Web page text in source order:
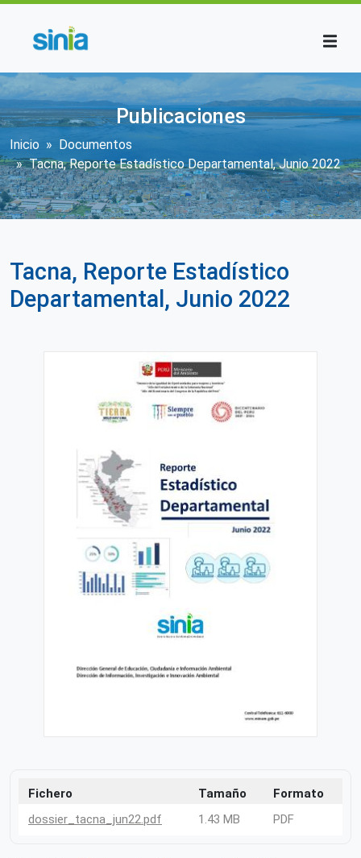
Publicaciones
Sobrescribir enlaces de ayuda a la
Inicio
Documentos
Tacna, Reporte Estadístico Departamental, Junio 2022
Tacna, Reporte Estadístico
Departamental, Junio 2022
Fichero Tamaño
Formato
dossier_tacna_jun22.pdf
1.43 MB PDF